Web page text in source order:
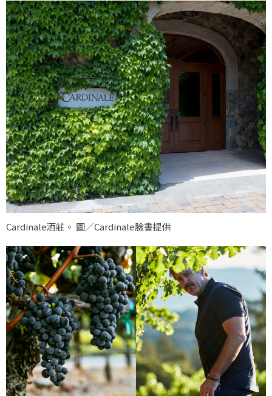
Cardinale酒莊。 圖／Cardinale臉書提供